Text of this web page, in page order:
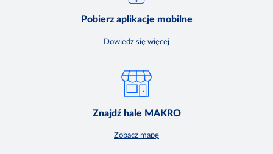
Pobierz aplikacje mobilne
Dowiedz się więcej
Znajdź hale MAKRO
Zobacz mapę